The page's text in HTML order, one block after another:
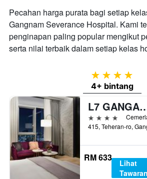
Pecahan harga purata bagi setiap
Gangnam Severance Hospital. Kami
penginapan paling popular mengikut
serta nilai terbaik dalam setiap kelas
4 bintang
4+ bintang
L7 GANGAM by
4 bintang
RM 633
Lihat
Tawaran